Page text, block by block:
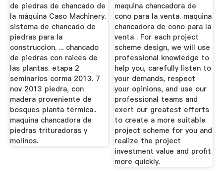
de piedras de chancado de
la máquina Caso Machinery.
sistema de chancado de
piedras para la
construccion. ... chancado
de piedras con raices de
las plantas. etapa 2
seminarios corma 2013. 7
nov 2013 piedra, con
madera proveniente de
bosques planta térmica..
maquina chancadora de
piedras trituradoras y
molinos.
maquina chancadora de
cono para la venta. maquina
chancadora de cono para la
venta . For each project
scheme design, we will use
professional knowledge to
help you, carefully listen to
your demands, respect
your opinions, and use our
professional teams and
exert our greatest efforts
to create a more suitable
project scheme for you and
realize the project
investment value and profit
more quickly.